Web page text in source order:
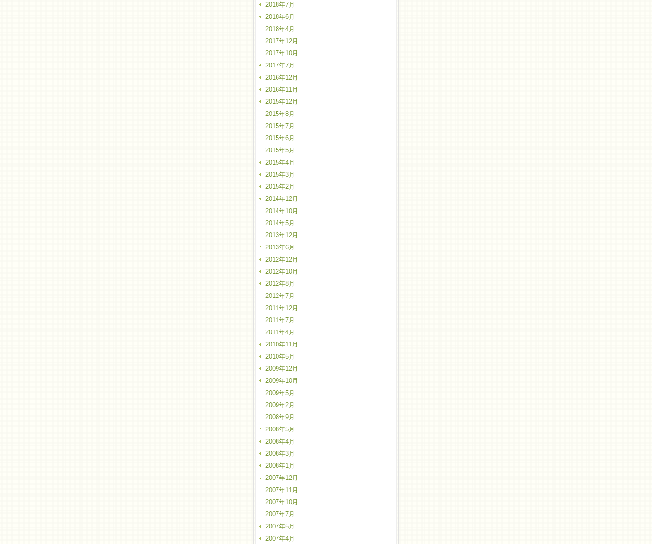
2018年7月
2018年6月
2018年4月
2017年12月
2017年10月
2017年7月
2016年12月
2016年11月
2015年12月
2015年8月
2015年7月
2015年6月
2015年5月
2015年4月
2015年3月
2015年2月
2014年12月
2014年10月
2014年5月
2013年12月
2013年6月
2012年12月
2012年10月
2012年8月
2012年7月
2011年12月
2011年7月
2011年4月
2010年11月
2010年5月
2009年12月
2009年10月
2009年5月
2009年2月
2008年9月
2008年5月
2008年4月
2008年3月
2008年1月
2007年12月
2007年11月
2007年10月
2007年7月
2007年5月
2007年4月